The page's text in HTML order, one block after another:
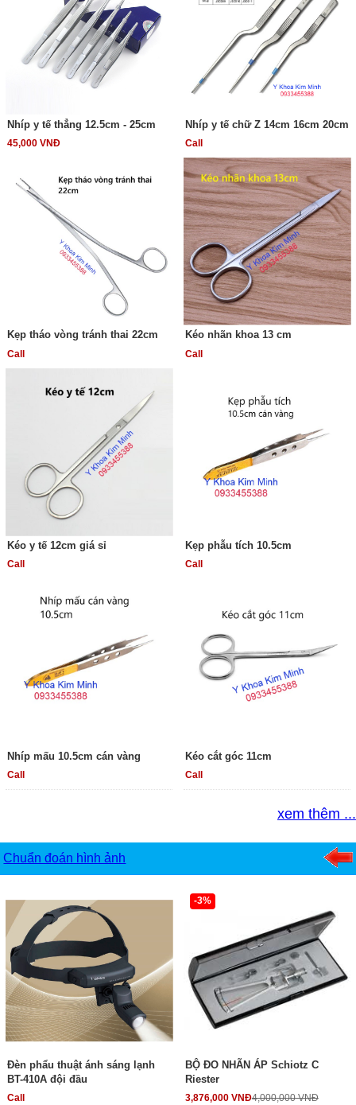
Nhíp y tế thẳng 12.5cm - 25cm
45,000 VNĐ
Nhíp y tế chữ Z 14cm 16cm 20cm
Call
Kẹp tháo vòng tránh thai 22cm
Call
Kéo nhãn khoa 13 cm
Call
Kéo y tế 12cm giá sỉ
Call
Kẹp phẫu tích 10.5cm
Call
Nhíp mấu 10.5cm cán vàng
Call
Kéo cắt góc 11cm
Call
xem thêm ...
Chuẩn đoán hình ảnh
Đèn phẩu thuật ánh sáng lạnh
BT-410A đội đầu
Call
-3%
BỘ ĐO NHÃN ÁP Schiotz C
Riester
3,876,000 VNĐ4,000,000 VNĐ